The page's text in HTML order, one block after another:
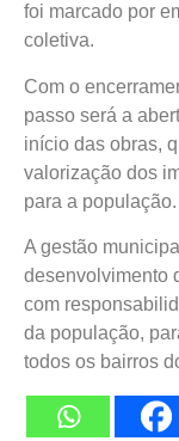
foi marcado por
coletiva.
Com o
passo será a
início das obras,
valorização dos
para a população.
A gestão
desenvolvimento
com
da população,
todos os bairros